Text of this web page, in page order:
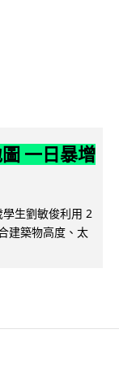
一日暴增
學生劉敏俊利用 2
建築物高度、太